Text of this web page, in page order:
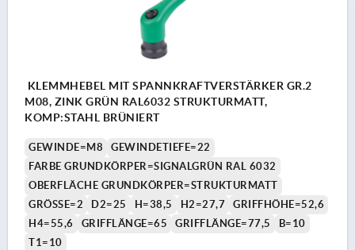
KLEMMHEBEL MIT SPANNKRAFTVERSTÄRKER GR.2
M08, ZINK GRÜN RAL6032 STRUKTURMATT,
KOMP:STAHL BRÜNIERT
GEWINDE=M8
GEWINDETIEFE=22
FARBE GRUNDKÖRPER=SIGNALGRÜN RAL 6032
OBERFLÄCHE GRUNDKÖRPER=STRUKTURMATT
GRÖSSE=2
D2=25 H=38,5 H2=27,7
GRIFFHÖHE=52,6
H4=55,6
GRIFFLÄNGE=65 GRIFFLÄNGE=77,5
B=10
T1=10